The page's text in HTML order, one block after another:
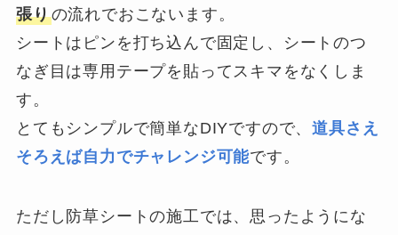
張りの流れでおこないます。
シートはピンを打ち込んで固定し、シートのつ
なぎ目は専用テープを貼ってスキマをなくしま
す。
とてもシンプルで簡単なDIYですので、道具さえ
そろえば自力でチャレンジ可能です。
ただし防草シートの施工では、思ったようにな